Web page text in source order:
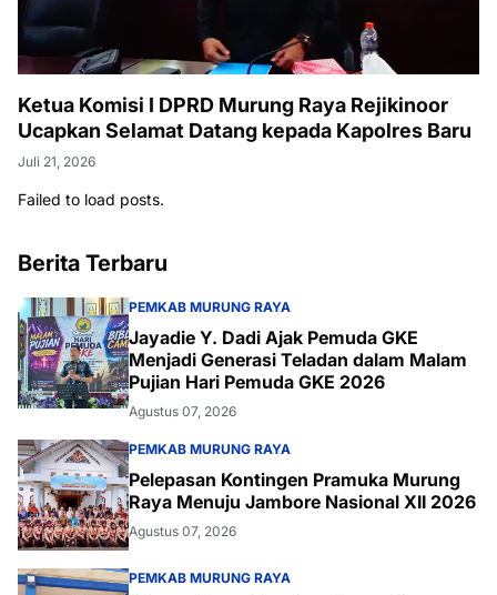
Ketua Komisi I DPRD Murung Raya Rejikinoor
Ucapkan Selamat Datang kepada Kapolres Baru
Juli 21, 2026
Failed to load posts.
Berita Terbaru
PEMKAB MURUNG RAYA
Jayadie Y. Dadi Ajak Pemuda GKE
Menjadi Generasi Teladan dalam Malam
Pujian Hari Pemuda GKE 2026
Agustus 07, 2026
PEMKAB MURUNG RAYA
Pelepasan Kontingen Pramuka Murung
Raya Menuju Jambore Nasional XII 2026
Agustus 07, 2026
PEMKAB MURUNG RAYA